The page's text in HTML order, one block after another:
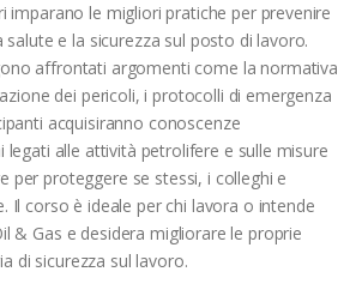
imparano le migliori pratiche per prevenire
e la sicurezza sul posto di lavoro.
affrontati argomenti come la normativa
dei pericoli, i protocolli di emergenza
acquisiranno conoscenze
legati alle attività petrolifere e sulle misure
per proteggere se stessi, i colleghi e
Il corso è ideale per chi lavora o intende
& Gas e desidera migliorare le proprie
di sicurezza sul lavoro.